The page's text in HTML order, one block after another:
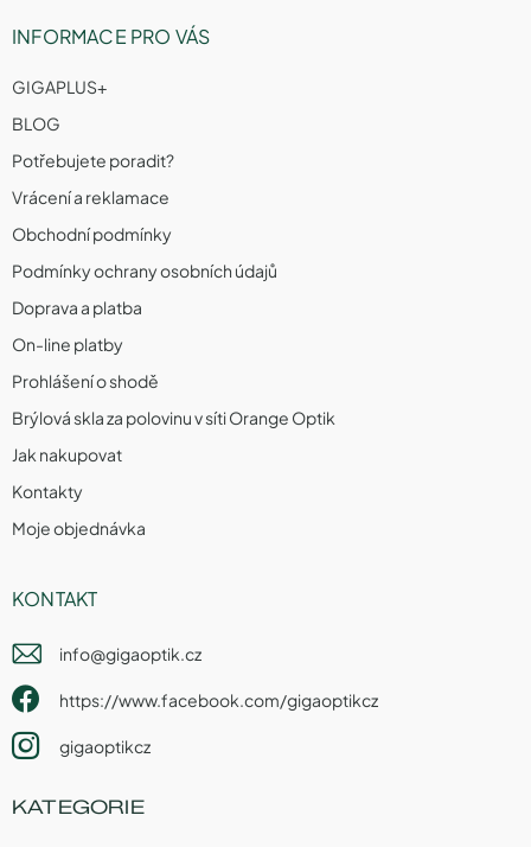
INFORMACE PRO VÁS
GIGAPLUS+
BLOG
Potřebujete poradit?
Vrácení a reklamace
Obchodní podmínky
Podmínky ochrany osobních údajů
Doprava a platba
On-line platby
Prohlášení o shodě
Brýlová skla za polovinu v síti Orange Optik
Jak nakupovat
Kontakty
Moje objednávka
KONTAKT
info@gigaoptik.cz
https://www.facebook.com/gigaoptikcz
gigaoptikcz
KATEGORIE